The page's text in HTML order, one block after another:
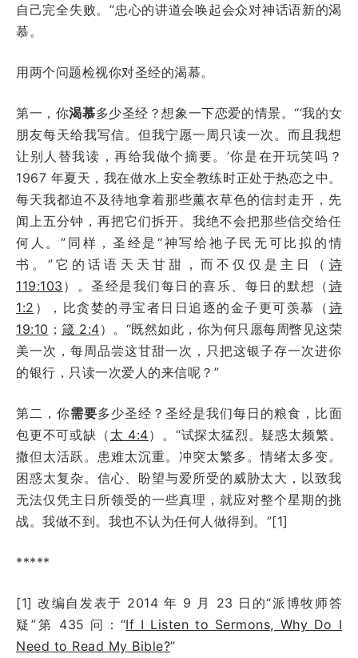
自己完全失败。”忠心的讲道会唤起会众对神话语新的渴
慕。
用两个问题检视你对圣经的渴慕。
第一，你渴慕多少圣经？想象一下恋爱的情景。“‘我的女
朋友每天给我写信。但我宁愿一周只读一次。而且我想
让别人替我读，再给我做个摘要。’你是在开玩笑吗？
1967 年夏天，我在做水上安全教练时正处于热恋之中。
每天我都迫不及待地拿着那些薰衣草色的信封走开，先
闻上五分钟，再把它们拆开。我绝不会把那些信交给任
何人。”同样，圣经是“神写给祂子民无可比拟的情
书。”它的话语天天甘甜，而不仅仅是主日（ 诗
119:103 ）。圣经是我们每日的喜乐、每日的默想（ 诗
1:2 ），比贪婪的寻宝者日日追逐的金子更可羡慕（ 诗
19:10 ； 箴 2:4）。“既然如此，你为何只愿每周瞥见这荣
美一次，每周品尝这甘甜一次，只把这银子存一次进你
的银行，只读一次爱人的来信呢？”
第二，你需要多少圣经？圣经是我们每日的粮食，比面
包更不可或缺（ 太 4:4）。“试探太猛烈。疑惑太频繁。
撒但太活跃。患难太沉重。冲突太繁多。情绪太多变。
困惑太复杂。信心、盼望与爱所受的威胁太大，以致我
无法仅凭主日所领受的一些真理，就应对整个星期的挑
战。我做不到。我也不认为任何人做得到。”[1]
*****
[1] 改编自发表于 2014 年 9 月 23 日 的“派博牧师答
疑”第 435 问： “If I Listen to Sermons, Why Do I
Need to Read My Bible?”